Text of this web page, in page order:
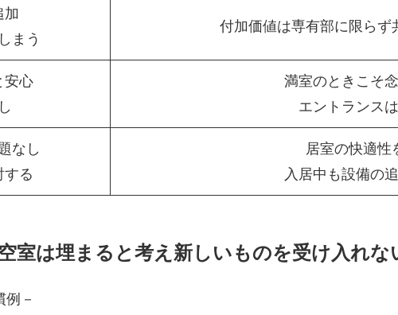
加
まう
付加価値は専有部に限らず
安心
満室のときこそ
エントランス
なし
する
居室の快適性
入居中も設備の
室は埋まると考え新しいものを受け入れな
－